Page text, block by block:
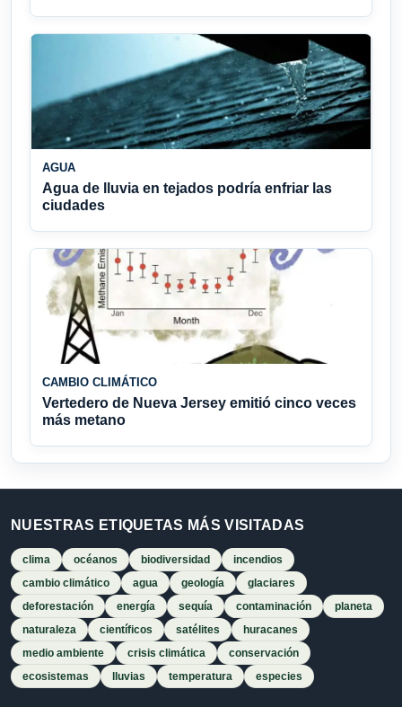
AGUA
Agua de lluvia en tejados podría enfriar las
ciudades
CAMBIO CLIMÁTICO
Vertedero de Nueva Jersey emitió cinco veces
más metano
NUESTRAS ETIQUETAS MÁS VISITADAS
clima océanos biodiversidad
incendios
cambio climático
agua geología
glaciares
deforestación
energía sequía contaminación
planeta
naturaleza
científicos satélites
huracanes
medio ambiente
crisis climática
conservación
ecosistemas
lluvias temperatura especies